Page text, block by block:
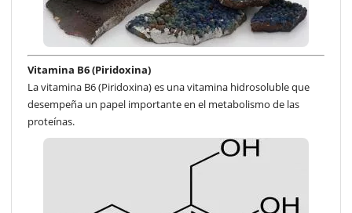
Vitamina B6 (Piridoxina)
La vitamina B6 (Piridoxina) es una vitamina hidrosoluble que
desempeña un papel importante en el metabolismo de las
proteínas.